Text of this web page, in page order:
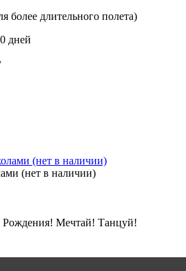
более длительного полета)
дней
(нет в наличии)
Мечтай! Танцуй!